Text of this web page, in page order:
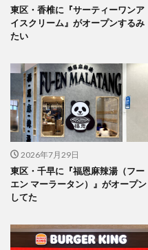
東区・香椎に『サーティーワンア
イスクリーム』がオープンするみ
たい
2026年7月29日
東区・千早に『福恩麻辣湯（フー
エン マーラータン）』がオープン
してた